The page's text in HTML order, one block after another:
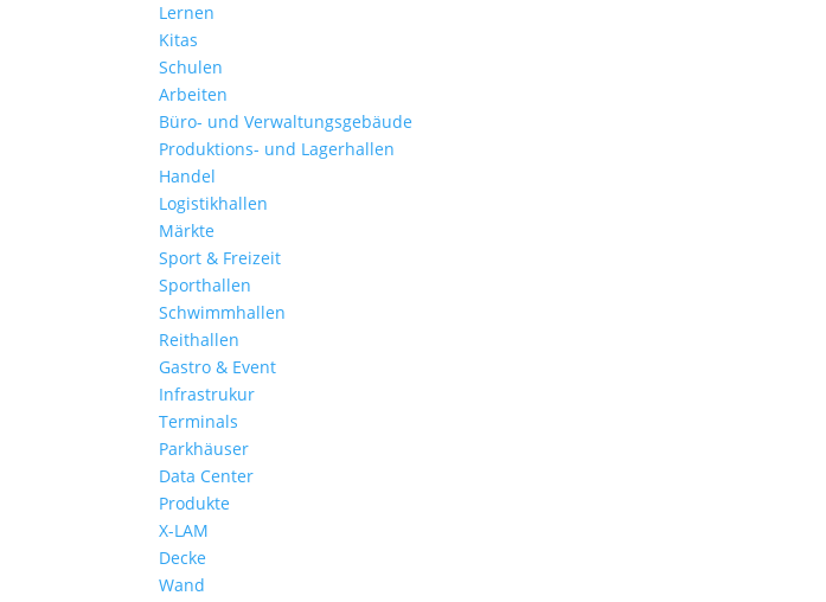
Lernen
Kitas
Schulen
Arbeiten
Büro- und Verwaltungs­gebäude
Produktions- und Lagerhallen
Handel
Logistikhallen
Märkte
Sport & Freizeit
Sporthallen
Schwimmhallen
Reithallen
Gastro & Event
Infrastrukur
Terminals
Parkhäuser
Data Center
Produkte
X-LAM
Decke
Wand